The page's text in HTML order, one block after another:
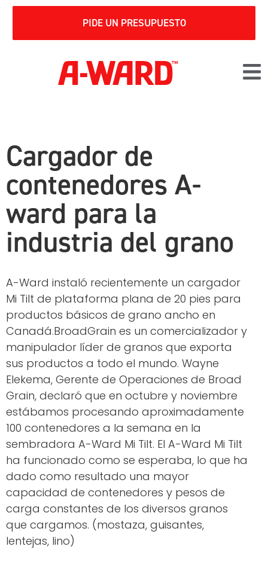
PIDE UN PRESUPUESTO
Cargador de
contenedores A-
ward para la
industria del grano
A-Ward instaló recientemente un cargador
Mi Tilt de plataforma plana de 20 pies para
productos básicos de grano ancho en
Canadá.BroadGrain es un comercializador y
manipulador líder de granos que exporta
sus productos a todo el mundo. Wayne
Elekema, Gerente de Operaciones de Broad
Grain, declaró que en octubre y noviembre
estábamos procesando aproximadamente
100 contenedores a la semana en la
sembradora A-Ward Mi Tilt. El A-Ward Mi Tilt
ha funcionado como se esperaba, lo que ha
dado como resultado una mayor
capacidad de contenedores y pesos de
carga constantes de los diversos granos
que cargamos. (mostaza, guisantes,
lentejas, lino)